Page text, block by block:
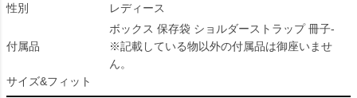
性別
レディース
付属品
ボックス 保存袋 ショルダーストラップ 冊子-
※記載している物以外の付属品は御座いませ
ん。
サイズ&フィット